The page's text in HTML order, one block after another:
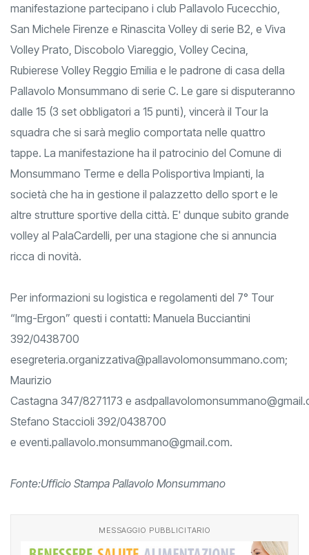
manifestazione partecipano i club Pallavolo Fucecchio,
San Michele Firenze e Rinascita Volley di serie B2, e Viva
Volley Prato, Discobolo Viareggio, Volley Cecina,
Rubierese Volley Reggio Emilia e le padrone di casa della
Pallavolo Monsummano di serie C. Le gare si disputeranno
dalle 15 (3 set obbligatori a 15 punti), vincerà il Tour la
squadra che si sarà meglio comportata nelle quattro
tappe. La manifestazione ha il patrocinio del Comune di
Monsummano Terme e della Polisportiva Impianti, la
società che ha in gestione il palazzetto dello sport e le
altre strutture sportive della città. E' dunque subito grande
volley al PalaCardelli, per una stagione che si annuncia
ricca di novità.
Per informazioni su logistica e regolamenti del 7° Tour
“Img-Ergon” questi i contatti: Manuela Bucciantini
392/0438700
esegreteria.organizzativa@pallavolomonsummano.com;
Maurizio
Castagna 347/8271173 e
Stefano Staccioli 392/0438700
e eventi.pallavolo.monsummano@gmail.com.
Fonte:Ufficio Stampa Pallavolo Monsummano
MESSAGGIO PUBBLICITARIO